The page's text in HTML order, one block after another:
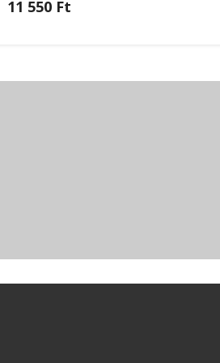
11 550 Ft